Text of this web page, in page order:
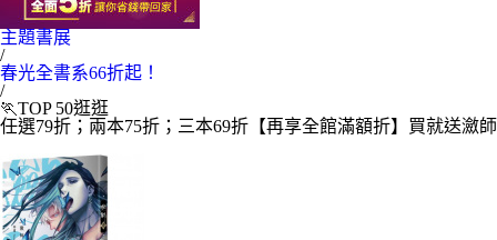
主題書展
/
春光全書系66折起！
/
🏃TOP 50逛逛
任選79折；兩本75折；三本69折【再享全館滿額折】買就送瀲